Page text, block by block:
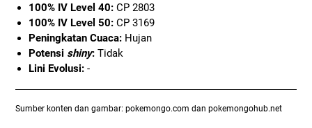
100% IV Level 40:CP 2803
100% IV Level 50:CP 3169
Peningkatan Cuaca:Hujan
Potensi shiny:Tidak
Lini Evolusi:-
Sumber konten dan gambar: pokemongo.com dan pokemongohub.net